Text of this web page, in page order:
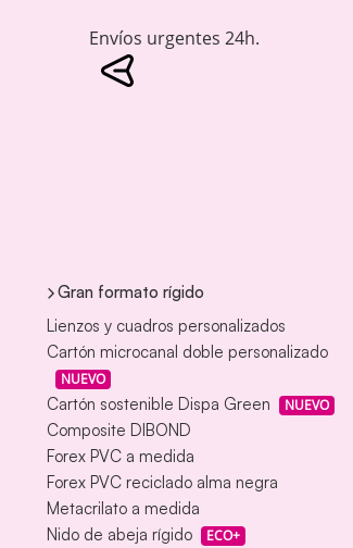
Envíos urgentes 24h.
Gran formato rígido
Lienzos y cuadros personalizados
Cartón microcanal doble personalizado
NUEVO
Cartón sostenible Dispa Green NUEVO
Composite DIBOND
Forex PVC a medida
Forex PVC reciclado alma negra
Metacrilato a medida
Nido de abeja rígido
ECO+